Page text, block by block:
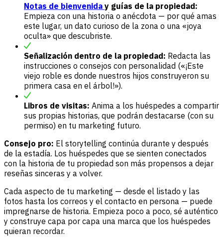
Notas de bienvenida y guías de la propiedad:
Empieza con una historia o anécdota — por qué amas
este lugar, un dato curioso de la zona o una «joya
oculta» que descubriste.
Señalización dentro de la propiedad: Redacta las
instrucciones o consejos con personalidad («¡Este
viejo roble es donde nuestros hijos construyeron su
primera casa en el árbol!»).
Libros de visitas: Anima a los huéspedes a compartir
sus propias historias, que podrán destacarse (con su
permiso) en tu marketing futuro.
Consejo pro: El storytelling continúa durante y después
de la estadía. Los huéspedes que se sienten conectados
con la historia de tu propiedad son más propensos a dejar
reseñas sinceras y a volver.
Cada aspecto de tu marketing — desde el listado y las
fotos hasta los correos y el contacto en persona — puede
impregnarse de historia. Empieza poco a poco, sé auténtico
y construye capa por capa una marca que los huéspedes
quieran recordar.